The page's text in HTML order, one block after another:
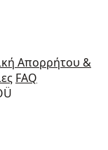
Απορρήτου &
FAQ